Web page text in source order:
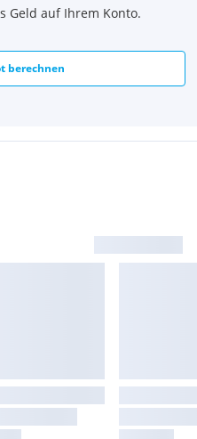
Geld auf Ihrem Konto.
berechnen